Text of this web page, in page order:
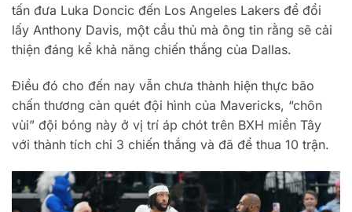
tấn đưa Luka Doncic đến Los Angeles Lakers để đổi
lấy Anthony Davis, một cầu thủ mà ông tin rằng sẽ cải
thiện đáng kể khả năng chiến thắng của Dallas.
Điều đó cho đến nay vẫn chưa thành hiện thực bão
chấn thương càn quét đội hình của Mavericks, “chôn
vùi” đội bóng này ở vị trí áp chót trên BXH miền Tây
với thành tích chỉ 3 chiến thắng và đã để thua 10 trận.